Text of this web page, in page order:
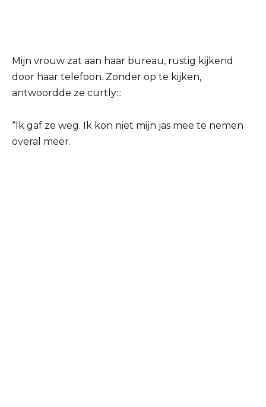
Mijn vrouw zat aan haar bureau, rustig kijkend
door haar telefoon. Zonder op te kijken,
antwoordde ze curtly:::
“Ik gaf ze weg. Ik kon niet mijn jas mee te nemen
overal meer.